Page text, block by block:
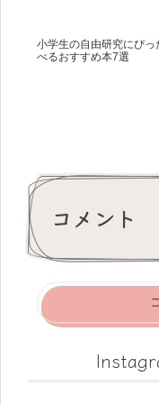
小学生の自由研究にぴっ
べるおすすめ本7選
コメント